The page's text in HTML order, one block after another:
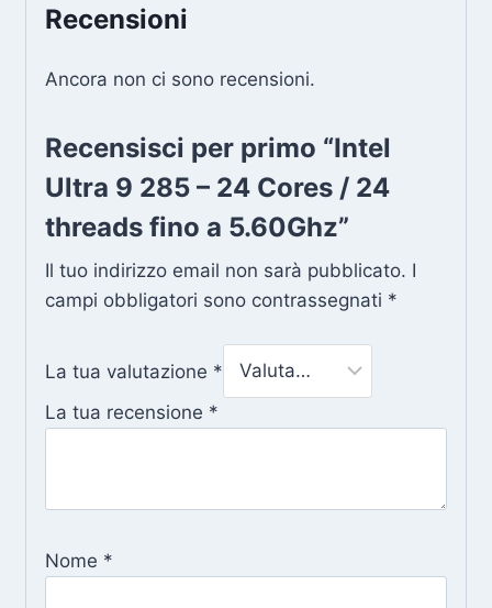
threads
5.60Ghz
quantity
Recensioni
Ancora non ci sono recensioni.
Recensisci per primo “Intel
Ultra 9 285 – 24 Cores / 24
threads fino a 5.60Ghz”
Il tuo indirizzo email non sarà pubblicato. I
campi obbligatori sono contrassegnati *
La tua valutazione *
La tua recensione *
Nome *